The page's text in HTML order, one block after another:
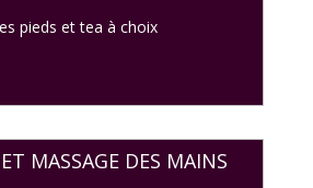
pieds et tea à choix
MASSAGE DES MAINS